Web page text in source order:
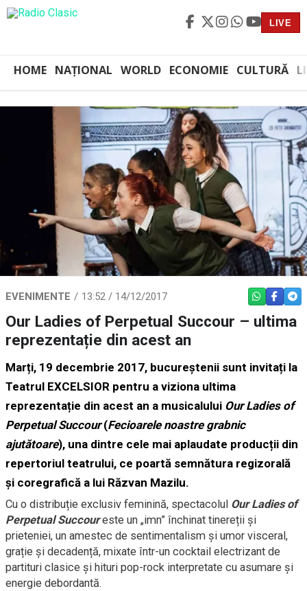
LIVE
HOME NAȚIONAL WORLD ECONOMIE CULTURĂ
EVENIMENTE 13:52 / 14/12/2017 WHATSAPP
Our Ladies of Perpetual Succour – ultima
reprezentație din acest an
Marți, 19 decembrie 2017, bucureștenii sunt invitați la
Teatrul EXCELSIOR pentru a viziona ultima
reprezentație din acest an a musicalului Our Ladies of
Perpetual Succour(Fecioarele noastre grabnic
ajutătoare), una dintre cele mai aplaudate producții din
repertoriul teatrului, ce poartă semnătura regizorală
și coregrafică a lui Răzvan Mazilu.
Cu o distribuție exclusiv feminină, spectacolul Our Ladies of
Perpetual Succour este un „imn” închinat tinereții și
prieteniei, un amestec de sentimentalism și umor visceral,
grație și decadență, mixate într-un cocktail electrizant de
partituri clasice și hituri pop-rock interpretate cu asumare și
energie debordantă.